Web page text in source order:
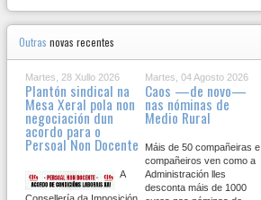
Outras novas recentes
Martes, 28 Xullo 2026
Plantón sindical na
Mesa Xeral pola non
negociación dun
acordo para o
Persoal Non Docente
A
Martes, 04 Agosto 2026
Caos —de novo—
nas nóminas de
Medio Rural
Máis de 50 compañeiras e
compañeiros ven como a
Administración lles
desconta máis de 1000